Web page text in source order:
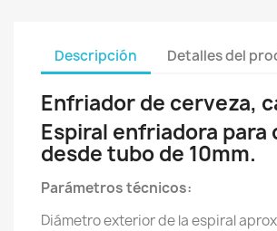
Descripción Detalles del
Enfriador de cerveza,
Espiral enfriadora para
desde tubo de 10mm.
Parámetros técnicos:
Diámetro exterior de la espiral